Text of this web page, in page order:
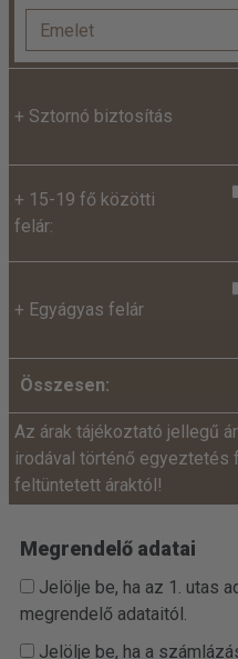
+ Sztornó biztosítás
+ 15-19 fő közötti
felár:
+ Egyágyas felár
Összesen:
Az árak tájékoztató jellegű
irodával történő egyeztetés
feltüntetett áraktól!
Megrendelő adatai
Jelölje be, ha az 1. utas
megrendelő adataitól.
Jelölje be, ha a